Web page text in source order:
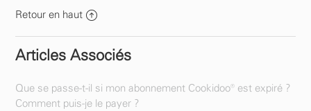
Retour en haut
Articles Associés
Que se passe-t-il si mon abonnement Cookidoo® est expiré ?
Comment puis-je le payer ?